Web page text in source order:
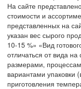
На сайте
стоимости и
представленных на
указан вес сырого
10-15 %» «Вид
отличаться от вида
размерами,
вариантами упаковки
приготовления